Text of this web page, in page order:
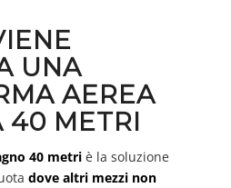
UNA
AEREA
40 METRI
40 metriè la soluzione
dove altri mezzi non